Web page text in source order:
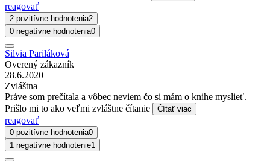
reagovať
2 pozitívne hodnotenia2
0 negatívne hodnotenia0
Silvia Pariláková
Overený zákazník
28.6.2020
Zvláštna
Práve som prečítala a vôbec neviem čo si mám o knihe myslieť.
Prišlo mi to ako veľmi zvláštne čítanie
Čítať viac
reagovať
0 pozitívne hodnotenia0
1 negatívne hodnotenie1